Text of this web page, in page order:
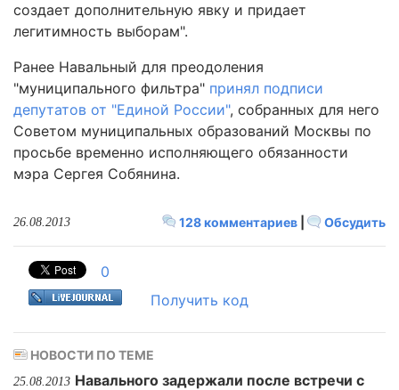
создает дополнительную явку и придает
легитимность выборам".
Ранее Навальный для преодоления
"муниципального фильтра" принял подписи
депутатов от "Единой России", собранных для него
Советом муниципальных образований Москвы по
просьбе временно исполняющего обязанности
мэра Сергея Собянина.
128 комментариев Обсудить
26.08.2013
0
Получить код
НОВОСТИ ПО ТЕМЕ
25.08.2013 Навального задержали после встречи с